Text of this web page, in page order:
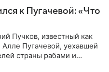
к Пугачевой: «Что
Пучков, известный как
Пугачевой, уехавшей
страны рабами и